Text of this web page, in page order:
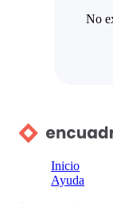
No
Inicio
Ayuda